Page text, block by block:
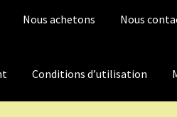
Nous achetons Nous
Conditions d’utilisation